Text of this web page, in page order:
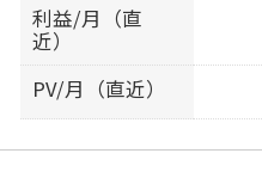
利益/月（直
近）
PV/月（直近）